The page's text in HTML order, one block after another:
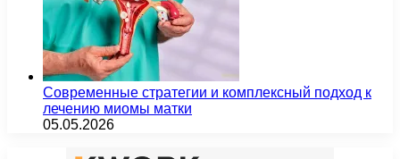
Современные стратегии и комплексный подход к
лечению миомы матки
05.05.2026